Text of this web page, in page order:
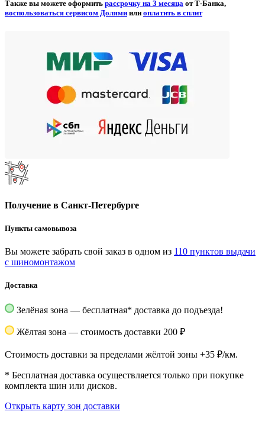
Также вы можете оформить рассрочку на 3 месяца от Т-Банка,
воспользоваться сервисом Долями или оплатить в сплит
Получение в Санкт-Петербурге
Пункты самовывоза
Вы можете забрать свой заказ в одном из 110 пунктов выдачи
с шиномонтажом
Доставка
Зелёная зона — бесплатная* доставка до подъезда!
Жёлтая зона — стоимость доставки 200 ₽
Стоимость доставки за пределами жёлтой зоны +35 ₽/км.
* Бесплатная доставка осуществляется только при покупке
комплекта шин или дисков.
Открыть карту зон доставки